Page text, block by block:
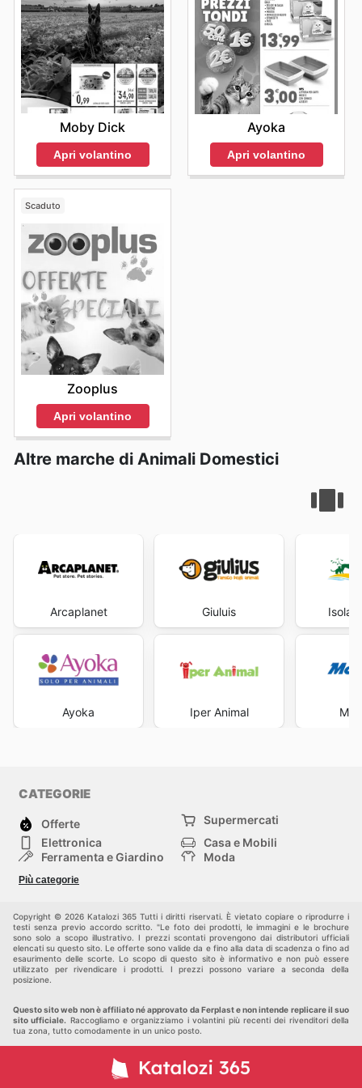
Moby Dick
Apri volantino
Ayoka
Apri volantino
Scaduto
Zooplus
Apri volantino
Altre marche di Animali Domestici
Arcaplanet
Ayoka
Giuluis
Iper Animal
Isola
CATEGORIE
Offerte
Supermercati
Elettronica
Casa e Mobili
Ferramenta e Giardino
Moda
Bambini e Neonati
Più categorie
Copyright © 2026 Katalozi 365 Tutti i diritti riservati. È vietato copiare o riprodurre i
testi senza previo accordo scritto. "Le foto dei prodotti, le immagini e le brochure
sono solo a scopo illustrativo. I prezzi scontati provengono dai distributori ufficiali
elencati su questo sito. Le offerte sono valide da e fino alla data di scadenza o fino ad
esaurimento delle scorte. Lo scopo di questo sito è informativo e non può essere
utilizzato per rivendicare i prodotti. I prezzi possono variare a seconda della
posizione.
Questo sito web non è affiliato né approvato da Ferplast e non intende replicare il suo
sito ufficiale. Raccogliamo e organizziamo i volantini più recenti dei rivenditori della
tua zona, tutto comodamente in un unico posto.